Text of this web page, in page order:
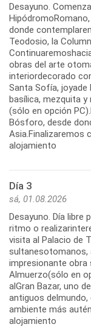
Desayuno.
donde
Teodosio, la
obras del arte
interiordecorado
Santa Sofía, joyade
basílica, mezquita
(sólo en opción
Bósforo, desde
Asia.Finalizaremos
alojamiento
Día 3
sá, 01.08.2026
Desayuno. Día libre
ritmo o
visita al Palacio de
sultanesotomanos,
impresionante obra
Almuerzo(sólo en
alGran Bazar, uno
antiguos
ambiente más
alojamiento